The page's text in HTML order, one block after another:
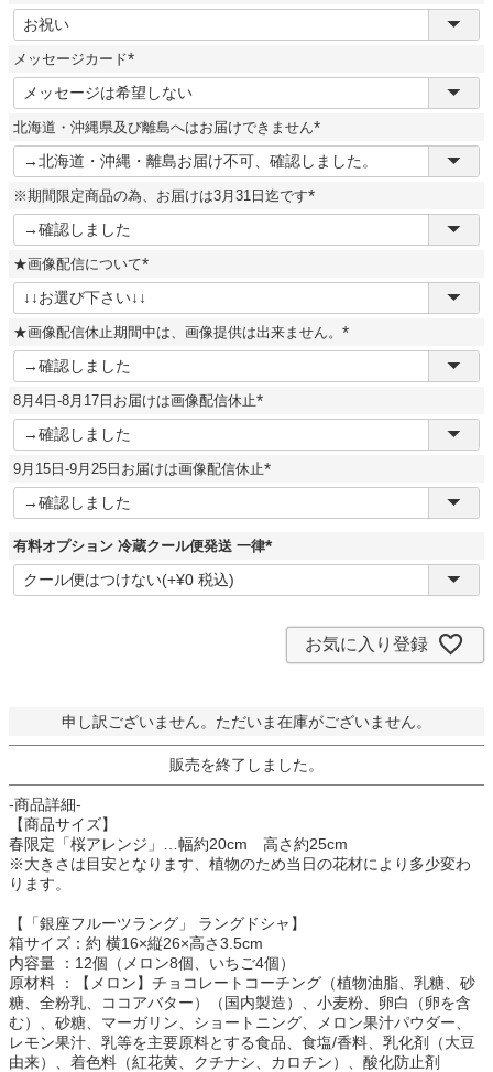
(
必
須
)
メッセージカード
(
必
須
)
北海道・沖縄県及び離島へはお届けできません
(
必
須
※期間限定商品の為、お届けは3月31日迄です
(
須
★画像配信について
(
必
須
)
★画像配信休止期間中は、画像提供は出来ません。
(
須
8月4日-8月17日お届けは画像配信休止
(
須
)
9月15日-9月25日お届けは画像配信休止
(
須
)
有料オプション 冷蔵クール便発送 一律
(
須
お気に入り登録
申し訳ございません。ただいま在庫がございません。
販売を終了しました。
-商品詳細-
【商品サイズ】
春限定「桜アレンジ」…幅約20cm 高さ約25cm
※大きさは目安となります、植物のため当日の花材により多少変わ
ります。
【「銀座フルーツラング」 ラングドシャ】
箱サイズ：約 横16×縦26×高さ3.5cm
内容量 ：12個（メロン8個、いちご4個）
原材料 ：【メロン】チョコレートコーチング（植物油脂、乳糖、砂
糖、全粉乳、ココアバター）（国内製造）、小麦粉、卵白（卵を含
む）、砂糖、マーガリン、ショートニング、メロン果汁パウダー、
レモン果汁、乳等を主要原料とする食品、食塩/香料、乳化剤（大豆
由来）、着色料（紅花黄、クチナシ、カロチン）、酸化防止剤